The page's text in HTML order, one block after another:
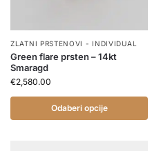
ZLATNI PRSTENOVI - INDIVIDUAL
Green flare prsten – 14kt
Smaragd
€2,580.00
Odaberi opcije